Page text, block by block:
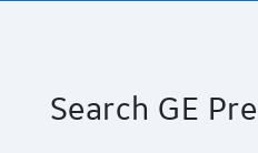
Search GE